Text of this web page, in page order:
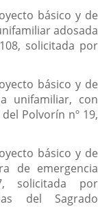
básico y de
adosada
solicitada por
básico y de
unifamiliar, con
Polvorín nº 19,
básico y de
de emergencia
solicitada por
del Sagrado